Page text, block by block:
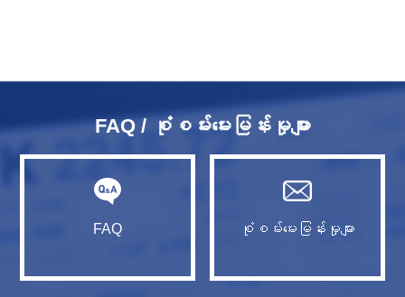
FAQ / စုံစမ်းမေးမြန်းမှုများ
FAQ စုံစမ်းမေးမြန်းမှုများ